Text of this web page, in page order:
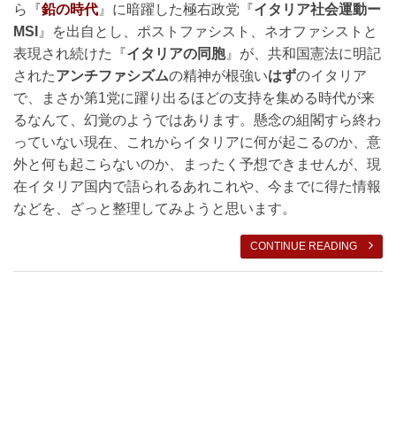
ら『鉛の時代 』に暗躍した極右政党『イタリア社会運動ー
MSI 』を出自とし、ポストファシスト、ネオファシストと
表現され続けた『イタリアの同胞』が、共和国憲法に明記
されたアンチファシズムの精神が根強いはずのイタリア
で、まさか第1党に躍り出るほどの支持を集める時代が来
るなんて、幻覚のようではあります。懸念の組閣すら終わ
っていない現在、これからイタリアに何が起こるのか、意
外と何も起こらないのか、まったく予想できませんが、現
在イタリア国内で語られるあれこれや、今までに得た情報
などを、ざっと整理してみようと思います。
CONTINUE READING